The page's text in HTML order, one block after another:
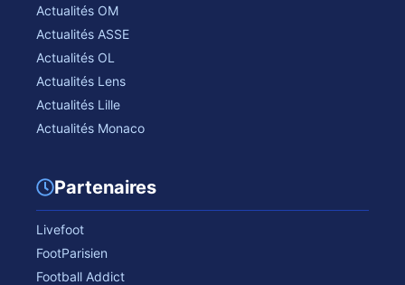
Actualités OM
Actualités ASSE
Actualités OL
Actualités Lens
Actualités Lille
Actualités Monaco
Partenaires
Livefoot
FootParisien
Football Addict